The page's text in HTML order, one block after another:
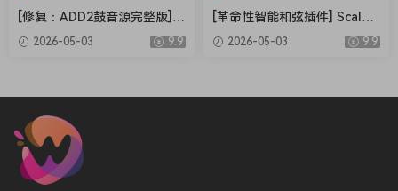
[修复：ADD2鼓音源完整版] X
LN Audio Addictive Drums 2
Complete v2.9.0.4 FIXED ON
2026-05-03 9.9
[革命性智能和弦插件] Scaler
Music Scaler 3 v3.2.2 Regge
d-HCiSO [MacOSX]（1.45G
2026-05-03 9.9